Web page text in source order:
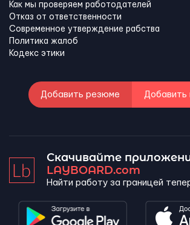
Как мы проверяем работодателей
Отказ от ответственности
Современное утверждение рабства
Политика жалоб
Кодекс этики
Добавить резюме Добавить
Скачивайте
LAYBOARD.com
Найти работу за границей